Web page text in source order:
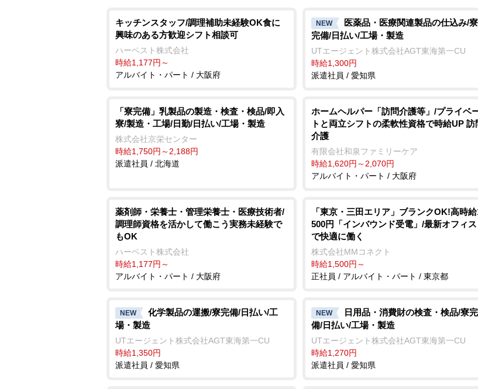
キッチンスタッフ/調理補助未経験OK食に
興味のある方歓迎シフト相談可
ハーベスト株式会社
時給1,177円～
アルバイト・パート / 大阪府
NEW
医薬品・医療関連製品の仕込み/寮
完備/日払い/工場・製造
UTエージェント株式会社AGT東海第一CU
時給1,300円
派遣社員 / 愛知県
「寮完備」乳製品の製造・検査・検品/即入
寮/製造・工場/日勤/日払い/工場・製造
株式会社京栄センター
時給1,750円～2,188円
派遣社員 / 北海道
ホームヘルパー「訪問介護等」/プライベ
トと両立シフトの柔軟性資格で時給UP 訪
介護
有限会社和泉ファミリーケア
時給1,620円～2,070円
アルバイト・パート / 大阪府
薬剤師・栄養士・管理栄養士・医療技術者/
調理師資格を活かして働こう実務未経験で
もOK
ハーベスト株式会社
時給1,177円～
アルバイト・パート / 大阪府
「東京・三田エリア」ブランクOK!高時
500円「インバウンド受電」/最新オフィス
で快適に働く
株式会社MMコネクト
時給1,500円～
正社員 / アルバイト・パート / 東京都
NEW
化学製品の運搬/寮完備/日払い/工
場・製造
UTエージェント株式会社AGT東海第一CU
時給1,350円
派遣社員 / 愛知県
NEW
日用品・消費財の検査・検品/寮完
備/日払い/工場・製造
UTエージェント株式会社AGT東海第一CU
時給1,270円
派遣社員 / 愛知県